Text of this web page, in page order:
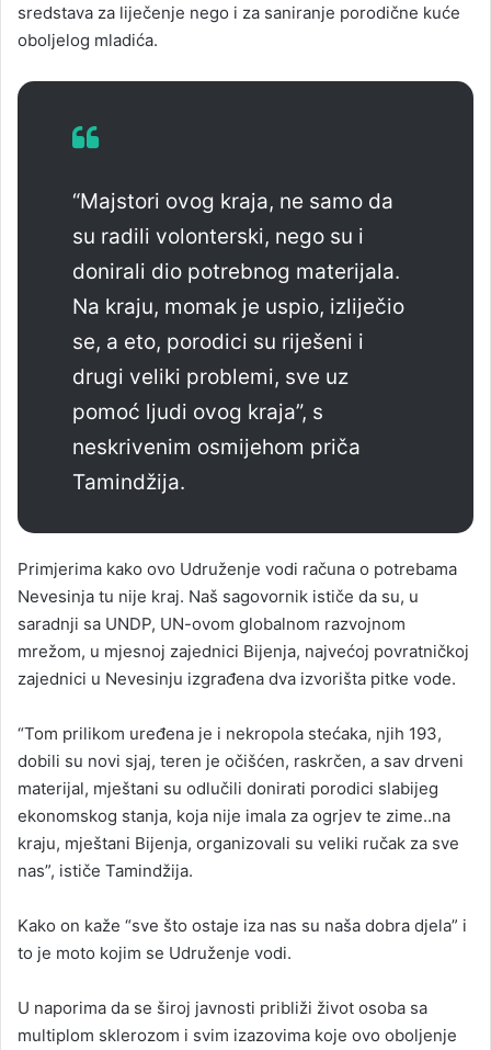
sredstava za liječenje nego i za saniranje porodične kuće
oboljelog mladića.
“Majstori ovog kraja, ne samo da
su radili volonterski, nego su i
donirali dio potrebnog materijala.
Na kraju, momak je uspio, izliječio
se, a eto, porodici su riješeni i
drugi veliki problemi, sve uz
pomoć ljudi ovog kraja”, s
neskrivenim osmijehom priča
Tamindžija.
Primjerima kako ovo Udruženje vodi računa o potrebama
Nevesinja tu nije kraj. Naš sagovornik ističe da su, u
saradnji sa UNDP, UN-ovom globalnom razvojnom
mrežom, u mjesnoj zajednici Bijenja, najvećoj povratničkoj
zajednici u Nevesinju izgrađena dva izvorišta pitke vode.
“Tom prilikom uređena je i nekropola stećaka, njih 193,
dobili su novi sjaj, teren je očišćen, raskrčen, a sav drveni
materijal, mještani su odlučili donirati porodici slabijeg
ekonomskog stanja, koja nije imala za ogrjev te zime..na
kraju, mještani Bijenja, organizovali su veliki ručak za sve
nas”, ističe Tamindžija.
Kako on kaže “sve što ostaje iza nas su naša dobra djela” i
to je moto kojim se Udruženje vodi.
U naporima da se široj javnosti približi život osoba sa
multiplom sklerozom i svim izazovima koje ovo oboljenje